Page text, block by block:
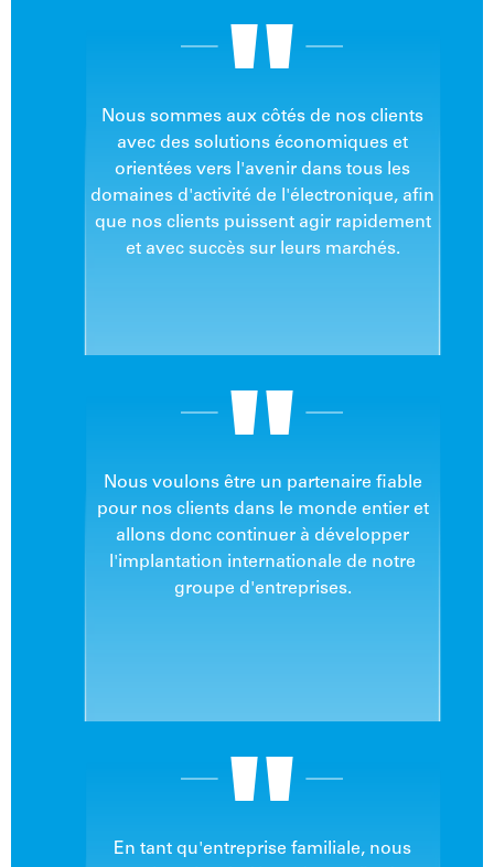
Nous sommes aux côtés de nos clients
avec des solutions économiques et
orientées vers l'avenir dans tous les
domaines d'activité de l'électronique, afin
que nos clients puissent agir rapidement
et avec succès sur leurs marchés.
Nous voulons être un partenaire fiable
pour nos clients dans le monde entier et
allons donc continuer à développer
l'implantation internationale de notre
groupe d'entreprises.
En tant qu'entreprise familiale, nous